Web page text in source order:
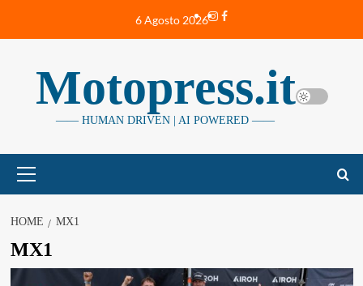
6 Agosto 2026Instagram
Facebook
Motopress.it
—— HUMAN DRIVEN | AI POWERED ——
principale
HOME MX1
MX1